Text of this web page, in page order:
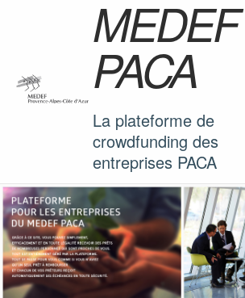
Aller au contenu principal
MEDEF
PACA
La plateforme de
crowdfunding des
entreprises PACA